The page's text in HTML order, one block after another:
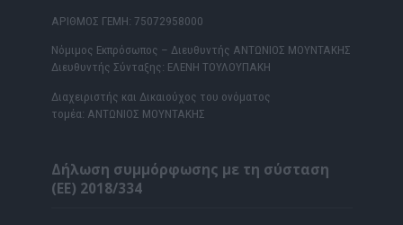
ΑΡΙΘΜΟΣ ΓΕΜΗ: 75072958000
Νόμιμος Εκπρόσωπος – Διευθυντής ΑΝΤΩΝΙΟΣ ΜΟΥΝΤΑΚΗΣ
Διευθυντής Σύνταξης: ΕΛΕΝΗ ΤΟΥΛΟΥΠΑΚΗ
Διαχειριστής και Δικαιούχος του ονόματος
τομέα: ΑΝΤΩΝΙΟΣ ΜΟΥΝΤΑΚΗΣ
Δήλωση συμμόρφωσης με τη σύσταση
(ΕΕ) 2018/334